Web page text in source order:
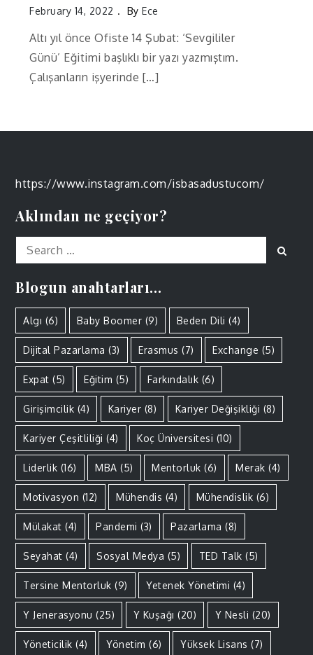
February 14, 2022 ByEce
Altı yıl önce Ofiste 14 Şubat: ‘Sevgililer
Günü’ Eğitimi başlıklı bir yazı yazmıştım.
Çalışanların işyerinde […]
https://www.instagram.com/isbasadustucom/
Aklından ne geçiyor?
Search
for:
Blogun anahtarları…
Algı (6) Baby Boomer (9) Beden Dili (4)
Dijital Pazarlama (3) Erasmus (7) Exchange (5)
Expat (5) Eğitim (5) Farkındalık (6)
Girişimcilik (4) Kariyer (8) Kariyer Değişikliği (8)
Kariyer Çeşitliliği (4) Koç Üniversitesi (10)
Liderlik (16) MBA (5) Mentorluk (6) Merak (4)
Motivasyon (12) Mühendis (4) Mühendislik (6)
Mülakat (4) Pandemi (3) Pazarlama (8)
Seyahat (4) Sosyal Medya (5) TED Talk (5)
Tersine Mentorluk (9) Yetenek Yönetimi (4)
Y Jenerasyonu (25) Y Kuşağı (20) Y Nesli (20)
Yöneticilik (4) Yönetim (6) Yüksek Lisans (7)